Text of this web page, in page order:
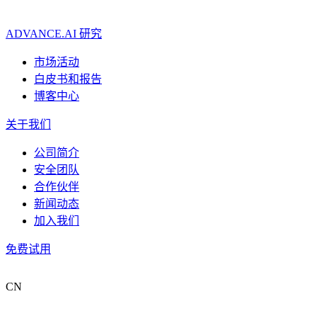
ADVANCE.AI 研究
市场活动
白皮书和报告
博客中心
关于我们
公司简介
安全团队
合作伙伴
新闻动态
加入我们
免费试用
CN